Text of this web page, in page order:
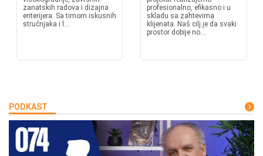
zanatskih radova i dizajna
enterijera. Sa timom iskusnih
stručnjaka i l...
profesionalno, efikasno i u
skladu sa zahtevima
klijenata. Naš cilj je da svaki
prostor dobije no...
PODKAST